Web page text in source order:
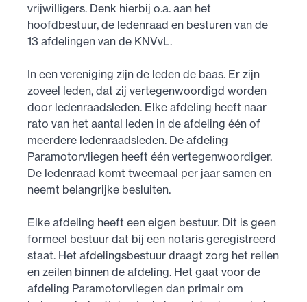
vrijwilligers. Denk hierbij o.a. aan het
hoofdbestuur, de ledenraad en besturen van de
13 afdelingen van de KNVvL.
In een vereniging zijn de leden de baas. Er zijn
zoveel leden, dat zij vertegenwoordigd worden
door ledenraadsleden. Elke afdeling heeft naar
rato van het aantal leden in de afdeling één of
meerdere ledenraadsleden. De afdeling
Paramotorvliegen heeft één vertegenwoordiger.
De ledenraad komt tweemaal per jaar samen en
neemt belangrijke besluiten.
Elke afdeling heeft een eigen bestuur. Dit is geen
formeel bestuur dat bij een notaris geregistreerd
staat. Het afdelingsbestuur draagt zorg het reilen
en zeilen binnen de afdeling. Het gaat voor de
afdeling Paramotorvliegen dan primair om